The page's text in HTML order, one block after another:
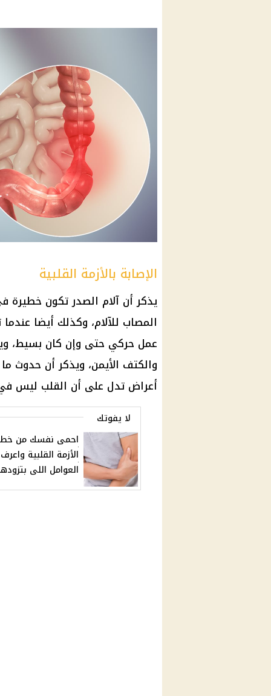
الإصابة بالأزمة القلبية
يذكر أن آلام الصدر تكون
المصاب للآلام، وكذلك أيضا
عمل حركي حتى وإن كان بسيط،
والكتف الأيمن، ويذكر أن حدوث
أعراض تدل على أن القلب ليس
لا يفوتك
احمى نفسك من
الأزمة القلبية واعرف
العوامل اللى